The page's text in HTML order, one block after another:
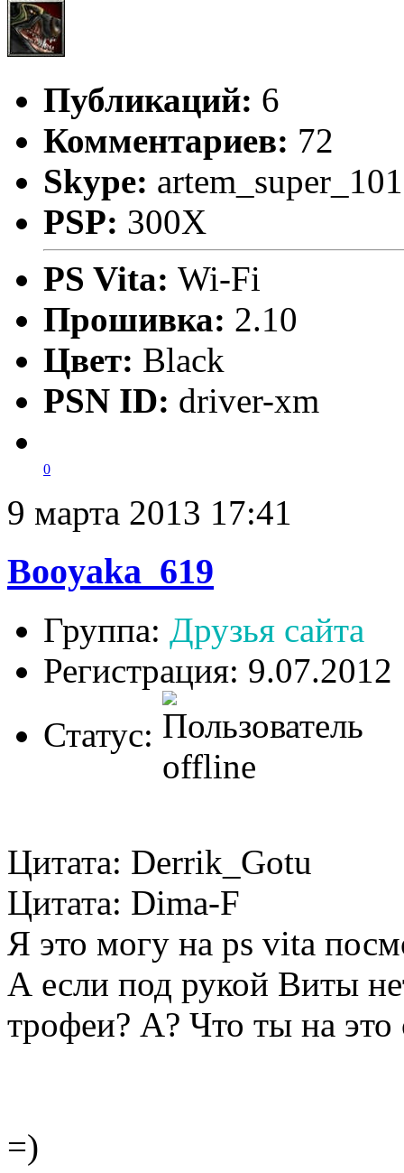
Публикаций: 6
Комментариев: 72
Skype: artem_super_101
PSP: 300X
PS Vita: Wi-Fi
Прошивка: 2.10
Цвет: Black
PSN ID: driver-xm
0
9 марта 2013 17:41
Booyaka_619
Группа: Друзья сайта
Регистрация: 9.07.2012
Статус:
Цитата: Derrik_Gotu
Цитата: Dima-F
Я это могу на ps vita
А если под рукой Виты
трофеи? А? Что ты на это
=)